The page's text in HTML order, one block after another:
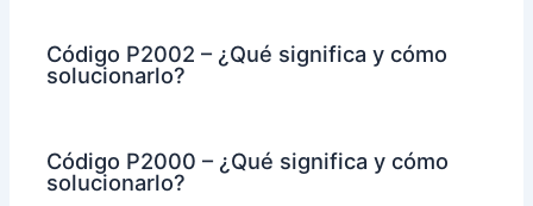
Código P2002 – ¿Qué significa y cómo
solucionarlo?
Código P2000 – ¿Qué significa y cómo
solucionarlo?